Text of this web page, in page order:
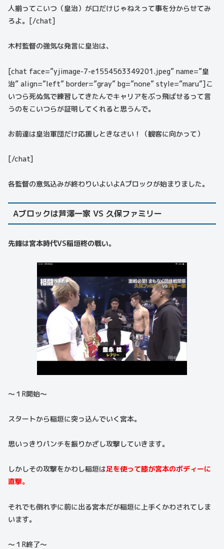
人揃ってこいつ（皇治）が口だけじゃねえって事を分からせてみ
ろよ。[/chat]
木村監督の強気な発言に皇治は、
[chat face=”yjimage-7-e1554563349201.jpeg” name=”皇
治” align=”left” border=”gray” bg=”none” style=”maru”]こ
いつら死ぬ気で練習してきたんでキャリアをぶっ飛ばせるって言
うのをこいつらが証明してくれると思うんで。
お前達は皇治軍団だけ応援しときなさい！（観客に向かって）
[/chat]
各監督の意気込みが終わりいよいよAブロックが始まりました。
Aブロックは芦澤一家 VS 久保ファミリー
先鋒は宮本時代VS稲垣柊の戦い。
〜１R開始〜
スタートから稲垣に突っ込んでいく宮本。
思いっきりパンチを振りかざし攻撃していきます。
しかしその攻撃をかわし稲垣は足を使って膝が宮本のボディーに
直撃。
それでも倒れずに前に出る宮本だが稲垣に上手くかわされてしま
います。
〜１R終了〜